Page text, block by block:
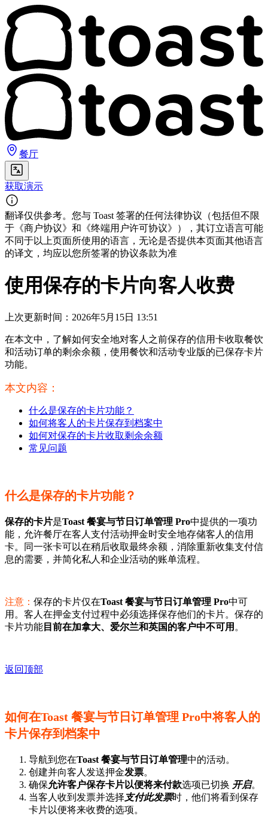
餐厅
获取演示
翻译仅供参考。您与 Toast 签署的任何法律协议（包括但不限
于《商户协议》和《终端用户许可协议》），其订立语言可能
不同于以上页面所使用的语言，无论是否提供本页面其他语言
的译文，均应以您所签署的协议条款为准
使用保存的卡片向客人收费
上次更新时间：2026年5月15日 13:51
在本文中，了解如何安全地对客人之前保存的信用卡收取餐饮
和活动订单的剩余余额，使用餐饮和活动专业版的已保存卡片
功能。
本文内容：
什么是保存的卡片功能？
如何将客人的卡片保存到档案中
如何对保存的卡片收取剩余余额
常见问题
什么是保存的卡片功能？
保存的卡片是Toast 餐宴与节日订单管理 Pro中提供的一项功
能，允许餐厅在客人支付活动押金时安全地存储客人的信用
卡。同一张卡可以在稍后收取最终余额，消除重新收集支付信
息的需要，并简化私人和企业活动的账单流程。
注意： 保存的卡片仅在Toast 餐宴与节日订单管理 Pro中可
用。客人在押金支付过程中必须选择保存他们的卡片。保存的
卡片功能 目前在加拿大、爱尔兰和英国的客户中不可用 。
返回顶部
如何在Toast 餐宴与节日订单管理 Pro中将客人的
卡片保存到档案中
导航到您在Toast 餐宴与节日订单管理中的活动。
创建并向客人发送押金发票。
确保允许客户保存卡片以便将来付款选项已切换 开启。
当客人收到发票并选择 支付此发票时，他们将看到保存
卡片以便将来收费的选项。